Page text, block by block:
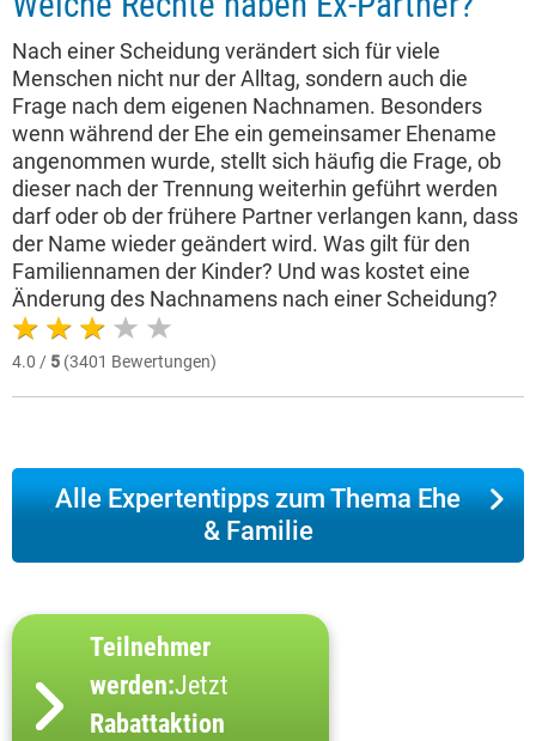
Nach einer Scheidung verändert sich für viele
Menschen nicht nur der Alltag, sondern auch die
Frage nach dem eigenen Nachnamen. Besonders
wenn während der Ehe ein gemeinsamer Ehename
angenommen wurde, stellt sich häufig die Frage, ob
dieser nach der Trennung weiterhin geführt werden
darf oder ob der frühere Partner verlangen kann, dass
der Name wieder geändert wird. Was gilt für den
Familiennamen der Kinder? Und was kostet eine
Änderung des Nachnamens nach einer Scheidung?
4.0 / 5 (3401 Bewertungen)
Alle Expertentipps zum Thema Ehe
& Familie
Teilnehmer
werden:Jetzt
Rabattaktion